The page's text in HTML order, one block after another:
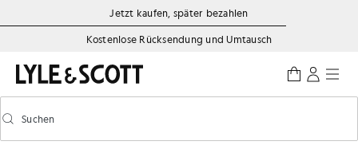
Zum Hauptinhalt springen
Informationen zur Barrierefreiheit
Jetzt kaufen, später bezahlen
Kostenlose Rücksendung und Umtausch
Vorausschauende Suche ein-/ausschalten
Suchen